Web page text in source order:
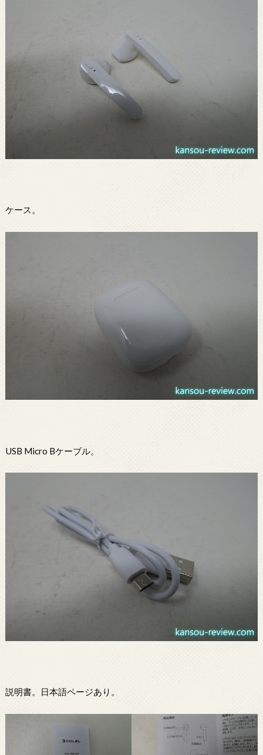
ケース。
USB Micro Bケーブル。
説明書。日本語ページあり。